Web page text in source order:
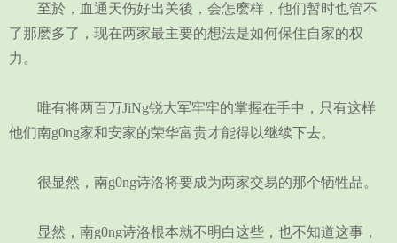
至於，血通天伤好出关後，会怎麽样，他们暂时也管不
了那麽多了，现在两家最主要的想法是如何保住自家的权
力。
唯有将两百万JiNg锐大军牢牢的掌握在手中，只有这样
他们南g0ng家和安家的荣华富贵才能得以继续下去。
很显然，南g0ng诗洛将要成为两家交易的那个牺牲品。
显然，南g0ng诗洛根本就不明白这些，也不知道这事，